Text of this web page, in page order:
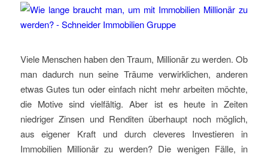
Viele Menschen haben den Traum, Millionär zu werden. Ob
man dadurch nun seine Träume verwirklichen, anderen
etwas Gutes tun oder einfach nicht mehr arbeiten möchte,
die Motive sind vielfältig. Aber ist es heute in Zeiten
niedriger Zinsen und Renditen überhaupt noch möglich,
aus eigener Kraft und durch cleveres Investieren in
Immobilien Millionär zu werden? Die wenigen Fälle, in